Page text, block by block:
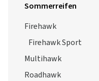
Sommerreifen
Firehawk
Firehawk Sport
Multihawk
Roadhawk